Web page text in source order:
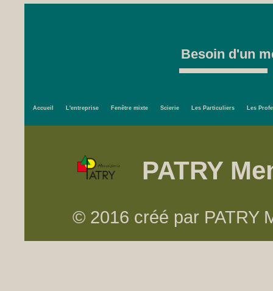
Besoin d'un
Accueil L'entreprise Fenêtre mixte Scierie Les Particuliers Les
PATRY
© 2016 créé par PATRY